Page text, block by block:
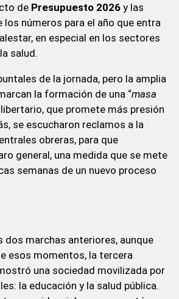
de Presupuesto 2026y las
números para el año que entra
en especial en los sectores
salud.
de la jornada, pero la amplia
la formación de una “masa
que promete más presión
se escucharon reclamos a la
obreras, para que
general, una medida que se mete
semanas de un nuevo proceso
dos marchas anteriores, aunque
esos momentos, la tercera
una sociedad movilizada por
la educación y la salud pública.